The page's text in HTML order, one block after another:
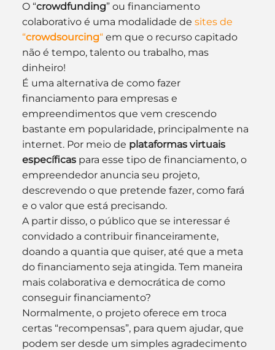
O “crowdfunding” ou financiamento
colaborativo é uma modalidade de sites de
“crowdsourcing“ em que o recurso capitado
não é tempo, talento ou trabalho, mas
dinheiro!
É uma alternativa de como fazer
financiamento para empresas e
empreendimentos que vem crescendo
bastante em popularidade, principalmente na
internet. Por meio de plataformas virtuais
específicas para esse tipo de financiamento, o
empreendedor anuncia seu projeto,
descrevendo o que pretende fazer, como fará
e o valor que está precisando.
A partir disso, o público que se interessar é
convidado a contribuir financeiramente,
doando a quantia que quiser, até que a meta
do financiamento seja atingida. Tem maneira
mais colaborativa e democrática de como
conseguir financiamento?
Normalmente, o projeto oferece em troca
certas “recompensas”, para quem ajudar, que
podem ser desde um simples agradecimento